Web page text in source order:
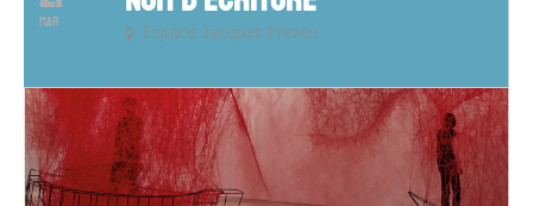
MAR
Espace Jacques Prevert